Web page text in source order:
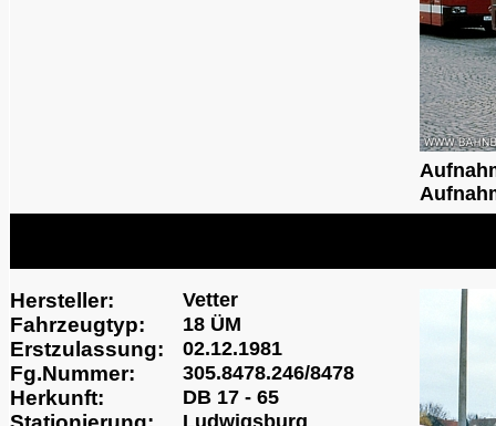
Hersteller: Vetter
Fahrzeugtyp: 18 ÜM
Erstzulassung: 02.12.1981
Fg.Nummer: 305.8478.246/8478
Herkunft: DB 17 - 65
Ludwigsburg